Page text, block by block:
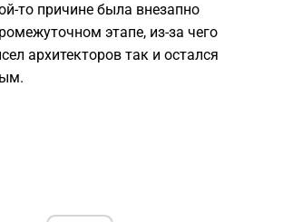
то причине была внезапно
этапе, из-за чего
архитекторов так и остался